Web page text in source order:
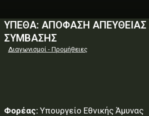
ΥΠΕΘΑ: ΑΠΟΦΑΣΗ
ΣΥΜΒΑΣΗΣ
Διαγωνισμοί - Προμήθειες
Φορέας: Υπουργείο Εθνικής Άμυνας